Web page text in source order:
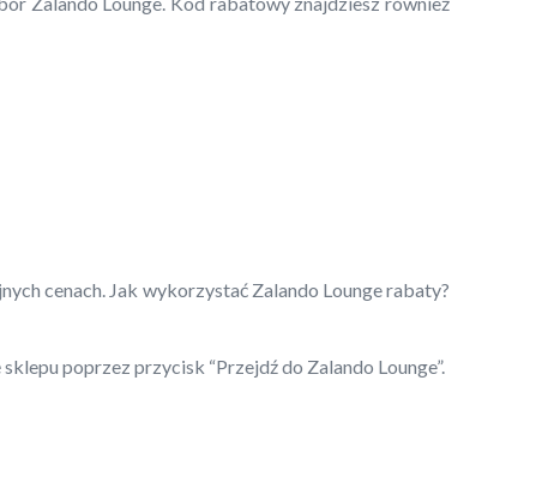
cenach. Jak wykorzystać Zalando Lounge rabaty?
poprzez przycisk “Przejdź do Zalando Lounge”.